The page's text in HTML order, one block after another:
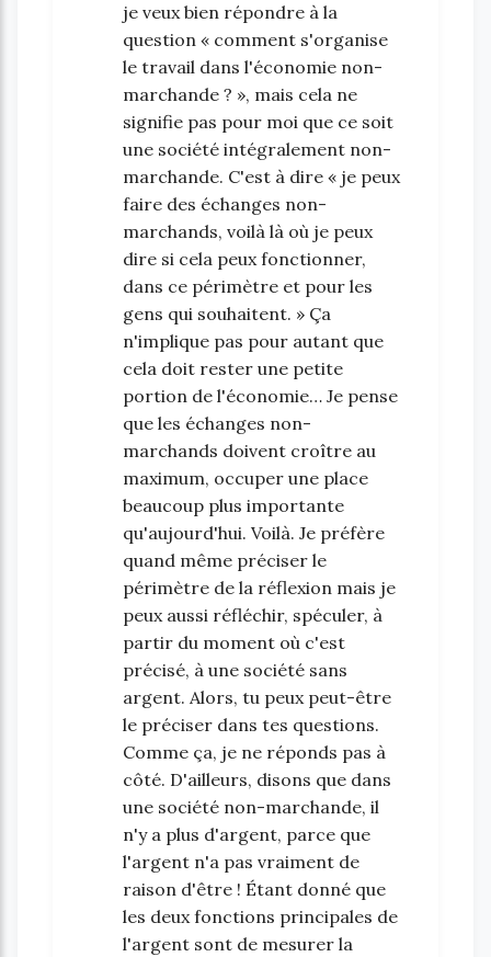
je veux bien répondre à la
question « comment s'organise
le travail dans l'économie non-
marchande ? », mais cela ne
signifie pas pour moi que ce soit
une société intégralement non-
marchande. C'est à dire « je peux
faire des échanges non-
marchands, voilà là où je peux
dire si cela peux fonctionner,
dans ce périmètre et pour les
gens qui souhaitent. » Ça
n'implique pas pour autant que
cela doit rester une petite
portion de l'économie… Je pense
que les échanges non-
marchands doivent croître au
maximum, occuper une place
beaucoup plus importante
qu'aujourd'hui. Voilà. Je préfère
quand même préciser le
périmètre de la réflexion mais je
peux aussi réfléchir, spéculer, à
partir du moment où c'est
précisé, à une société sans
argent. Alors, tu peux peut-être
le préciser dans tes questions.
Comme ça, je ne réponds pas à
côté. D'ailleurs, disons que dans
une société non-marchande, il
n'y a plus d'argent, parce que
l'argent n'a pas vraiment de
raison d'être ! Étant donné que
les deux fonctions principales de
l'argent sont de mesurer la